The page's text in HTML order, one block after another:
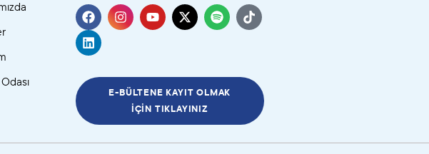
E-BÜLTENE KAYIT OLMAK
İÇIN TIKLAYINIZ